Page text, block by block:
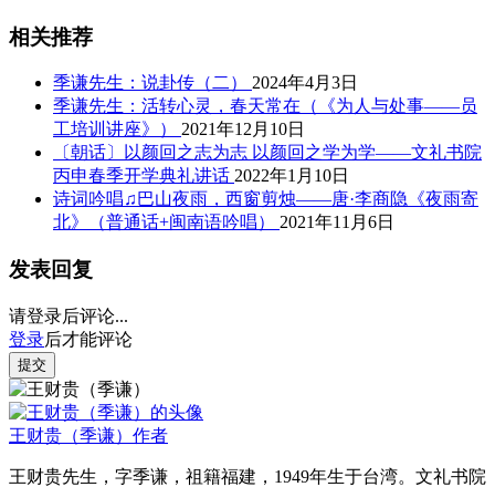
相关推荐
季谦先生：说卦传（二）
2024年4月3日
季谦先生：活转心灵，春天常在（《为人与处事——员
工培训讲座》）
2021年12月10日
〔朝话〕以颜回之志为志 以颜回之学为学——文礼书院
丙申春季开学典礼讲话 2022年1月10日
诗词吟唱♫巴山夜雨，西窗剪烛——唐·李商隐《夜雨寄
北》（普通话+闽南语吟唱）
2021年11月6日
发表回复
请登录后评论...
登录后才能评论
提交
王财贵（季谦） 作者
王财贵先生，字季谦，祖籍福建，1949年生于台湾。文礼书院